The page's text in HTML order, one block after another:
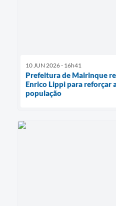
10 JUN 2026 - 16h41
Prefeitura de Mairinque
Enrico Lippi para reforçar
população